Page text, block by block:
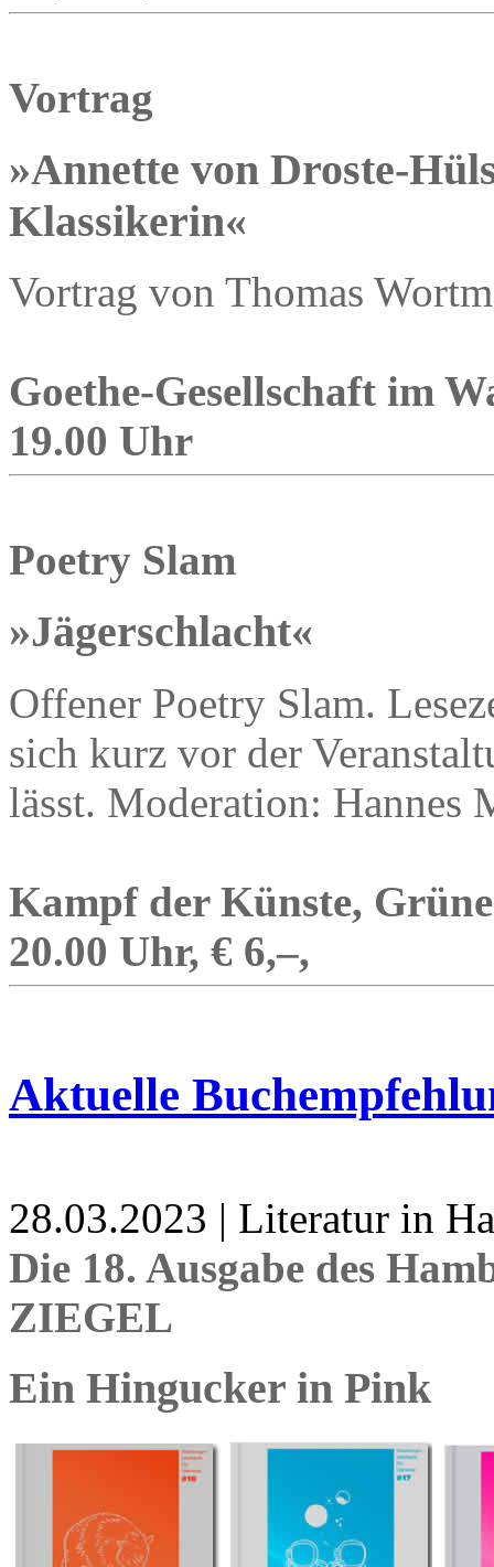
Vortrag
»Annette von Droste-
Klassikerin«
Vortrag von Thomas
Goethe-Gesellschaft im
19.00 Uhr
Poetry Slam
»Jägerschlacht«
Offener Poetry Slam.
sich kurz vor der
lässt. Moderation: Hannes
Kampf der Künste,
20.00 Uhr, € 6,–,
Aktuelle
28.03.2023 | Literatur in
Die 18. Ausgabe des
ZIEGEL
Ein Hingucker in Pink